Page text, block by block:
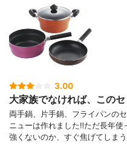
3.00
大家族でなければ、この
両手鍋、片手鍋、フライパンの
ニューは作れました‼︎ただ長年
強くないのか、すぐ焦げてしま